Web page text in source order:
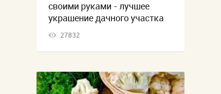
своими руками - лучшее
украшение дачного участка
27832